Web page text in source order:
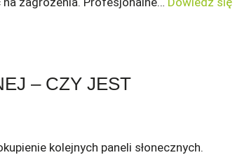
– CZY JEST
kolejnych paneli słonecznych.